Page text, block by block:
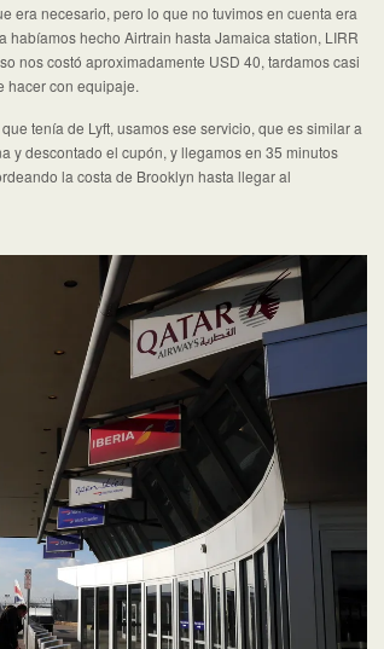
era necesario, pero lo que no tuvimos en cuenta era
hecho Airtrain hasta Jamaica station, LIRR
nos costó aproximadamente USD 40, tardamos casi
hacer con equipaje.
tenía de Lyft, usamos ese servicio, que es similar a
y descontado el cupón, y llegamos en 35 minutos
la costa de Brooklyn hasta llegar al